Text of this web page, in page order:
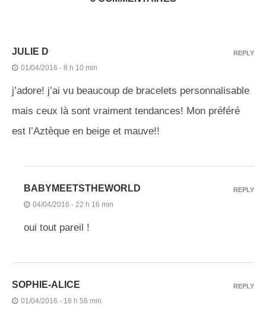
JULIE D
01/04/2016 - 8 h 10 min
j’adore! j’ai vu beaucoup de bracelets personnalisable
mais ceux là sont vraiment tendances! Mon préféré
est l’Aztèque en beige et mauve!!
REPLY
BABYMEETSTHEWORLD
04/04/2016 - 22 h 16 min
oui tout pareil !
REPLY
SOPHIE-ALICE
01/04/2016 - 18 h 56 min
REPLY